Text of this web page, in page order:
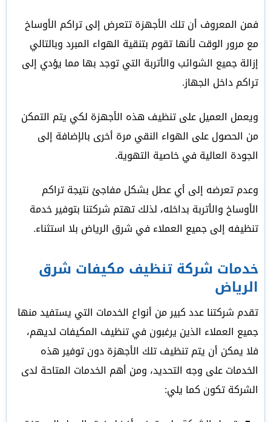
فمن المعروف أن تلك الأجهزة تتعرض إلى تراكم الأوساخ
مع مرور الوقت لأنها تقوم بتنقية الهواء المبرد وبالتالي
إزالة جميع الشوائب والأتربة التي توجد بها مما يؤدي إلى
تراكم داخل الجهاز.
ويعمل العميل على تنظيف هذه الأجهزة لكي يتم التمكن
من الحصول على الهواء النقي مرة أخرى بالإضافة إلى
الجودة العالية في خاصية التهوية.
وعدم تعرضه إلى أي عطل بشكل مفاجئ نتيجة تراكم
الأوساخ والأتربة بداخله، لذلك تهتم شركتنا بتوفير خدمة
تنظيفه إلى جميع العملاء في شرق الرياض بلا استثناء.
خدمات شركة تنظيف مكيفات شرق
الرياض
تقدم شركتنا عدد كبير من أنواع الخدمات التي يستفيد منها
جميع العملاء الذين يرغبون في تنظيف المكيفات لديهم،
فلا يمكن أن يتم تنظيف تلك الأجهزة دون توفير هذه
الخدمات على وجه التحديد، ومن أهم الخدمات المتاحة لدى
الشركة تكون كما يلي: